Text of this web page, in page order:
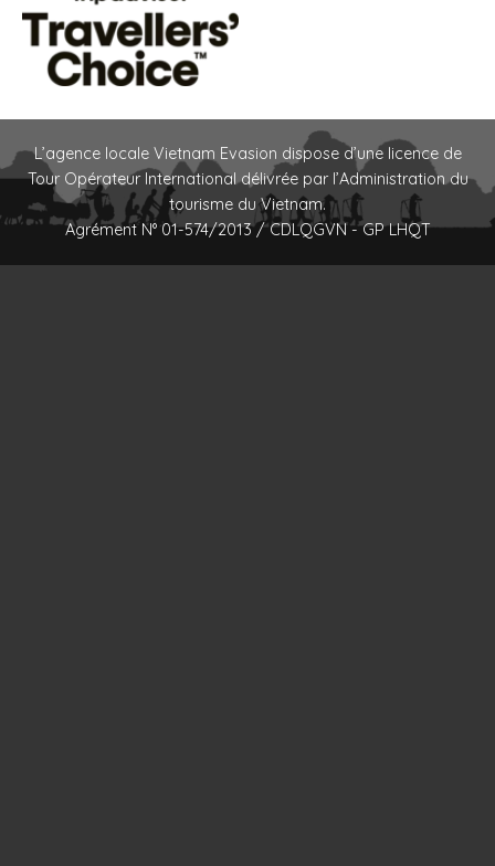
L’agence locale Vietnam Evasion dispose d’une licence de
Tour Opérateur International délivrée par l’Administration du
tourisme du Vietnam.
Agrément N° 01-574/2013 / CDLQGVN - GP LHQT